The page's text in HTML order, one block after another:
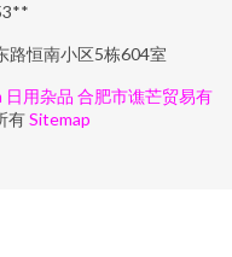
路恒南小区5栋604室
日用杂品 合肥市谯芒贸易有
有Sitemap